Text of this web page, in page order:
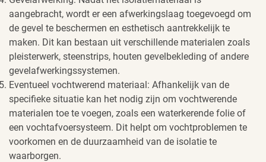
aangebracht, wordt er een afwerkingslaag toegevoegd om
de gevel te beschermen en esthetisch aantrekkelijk te
maken. Dit kan bestaan uit verschillende materialen zoals
pleisterwerk, steenstrips, houten gevelbekleding of andere
gevelafwerkingssystemen.
Eventueel vochtwerend materiaal: Afhankelijk van de
specifieke situatie kan het nodig zijn om vochtwerende
materialen toe te voegen, zoals een waterkerende folie of
een vochtafvoersysteem. Dit helpt om vochtproblemen te
voorkomen en de duurzaamheid van de isolatie te
waarborgen.